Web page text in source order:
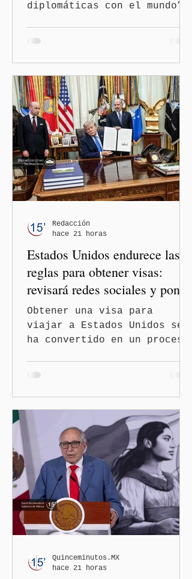
diplomáticas con el mundo”,
Sheinbaum Pardo anunció el
restablecimiento de las
relaciones diplomáticas
entre los gobiernos de
México y Perú. “Es
importante que más allá de
la orientación política de
los gobiernos —porque hay
orientaciones políticas de
los gobiernos, llegan por
— es importante que México
tenga relaciones
diplomáticas con el mu
Estados Unidos endurece las
reglas para obtener visas:
revisará redes sociales y pone
freno al Turismo de
Nacimiento
Obtener una visa para
viajar a Estados Unidos se
ha convertido en un proceso
Estado amplió la revisión
de la presencia digital de
los solicitantes, mientras
Washington busca cerrar el
paso al llamado “turismo de
nacimiento” y reforzar los
controles migratorios.
Redacción
hace 21 horas
Quinceminutos.MX
hace 21 horas